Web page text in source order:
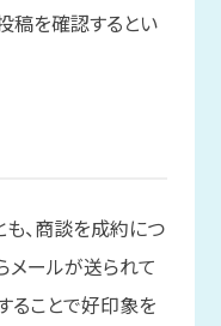
稿を確認するとい
、商談を成約につ
メールが送られて
ることで好印象を